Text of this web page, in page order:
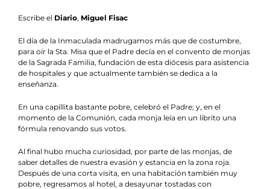
Escribe el Diario, Miguel Fisac
El día de la Inmaculada madrugamos más que de costumbre,
para oír la Sta. Misa que el Padre decía en el convento de monjas
de la Sagrada Familia, fundación de esta diócesis para asistencia
de hospitales y que actualmente también se dedica a la
enseñanza.
En una capillita bastante pobre, celebró el Padre; y, en el
momento de la Comunión, cada monja leía en un librito una
fórmula renovando sus votos.
Al final hubo mucha curiosidad, por parte de las monjas, de
saber detalles de nuestra evasión y estancia en la zona roja.
Después de una corta visita, en una habitación también muy
pobre, regresamos al hotel, a desayunar tostadas con